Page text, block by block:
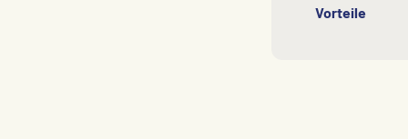
Vorteile